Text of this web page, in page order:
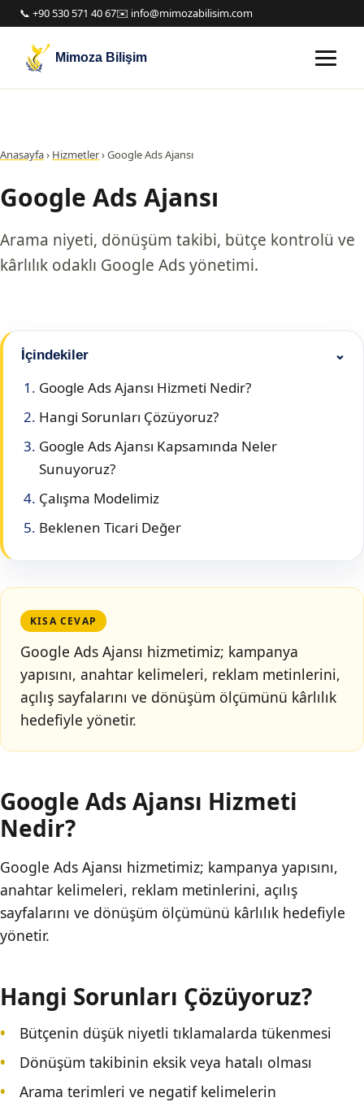
📞 +90 530 571 40 67✉️ info@mimozabilisim.com
Mimoza Bilişim
Anasayfa› Hizmetler›Google Ads Ajansı
Google Ads Ajansı
Arama niyeti, dönüşüm takibi, bütçe kontrolü ve
kârlılık odaklı Google Ads yönetimi.
İçindekiler ⌄
Google Ads Ajansı Hizmeti Nedir?
Hangi Sorunları Çözüyoruz?
Google Ads Ajansı Kapsamında Neler
Sunuyoruz?
Çalışma Modelimiz
Beklenen Ticari Değer
KISA CEVAP
Google Ads Ajansı hizmetimiz; kampanya
yapısını, anahtar kelimeleri, reklam metinlerini,
açılış sayfalarını ve dönüşüm ölçümünü kârlılık
hedefiyle yönetir.
Google Ads Ajansı Hizmeti
Nedir?
Google Ads Ajansı hizmetimiz; kampanya yapısını,
anahtar kelimeleri, reklam metinlerini, açılış
sayfalarını ve dönüşüm ölçümünü kârlılık hedefiyle
yönetir.
Hangi Sorunları Çözüyoruz?
Bütçenin düşük niyetli tıklamalarda tükenmesi
Dönüşüm takibinin eksik veya hatalı olması
Arama terimleri ve negatif kelimelerin